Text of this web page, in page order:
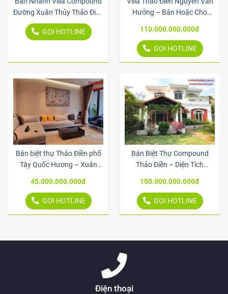
Đường Xuân Thủy Thảo Điền
– 800m2 Sàn, Nội Thất Đá
Quý
GỌI HOTLINE
Hưởng – Bán Hoặc Cho
110.000.000.000đ
GỌI HOTLINE
Bán biệt thự Thảo Điền phố
Tây Quốc Hương – Xuân
45.000.000.000đ
GỌI HOTLINE
Bán Biệt Thự Compound
Thảo Điền – Diện Tích
150.000.000.000đ
GỌI HOTLINE
Điện thoại